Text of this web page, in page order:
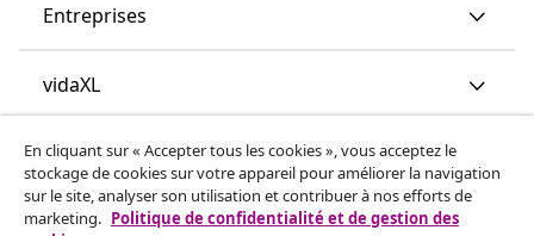
Entreprises
vidaXL
More content links
En cliquant sur « Accepter tous les cookies », vous acceptez le
stockage de cookies sur votre appareil pour améliorer la navigation
sur le site, analyser son utilisation et contribuer à nos efforts de
marketing. Politique de confidentialité et de gestion des